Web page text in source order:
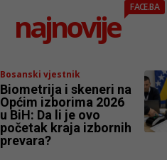
najnovije
FACE.BA
Bosanski vjestnik
Biometrija i skeneri na
Općim izborima 2026
u BiH: Da li je ovo
početak kraja izbornih
prevara?